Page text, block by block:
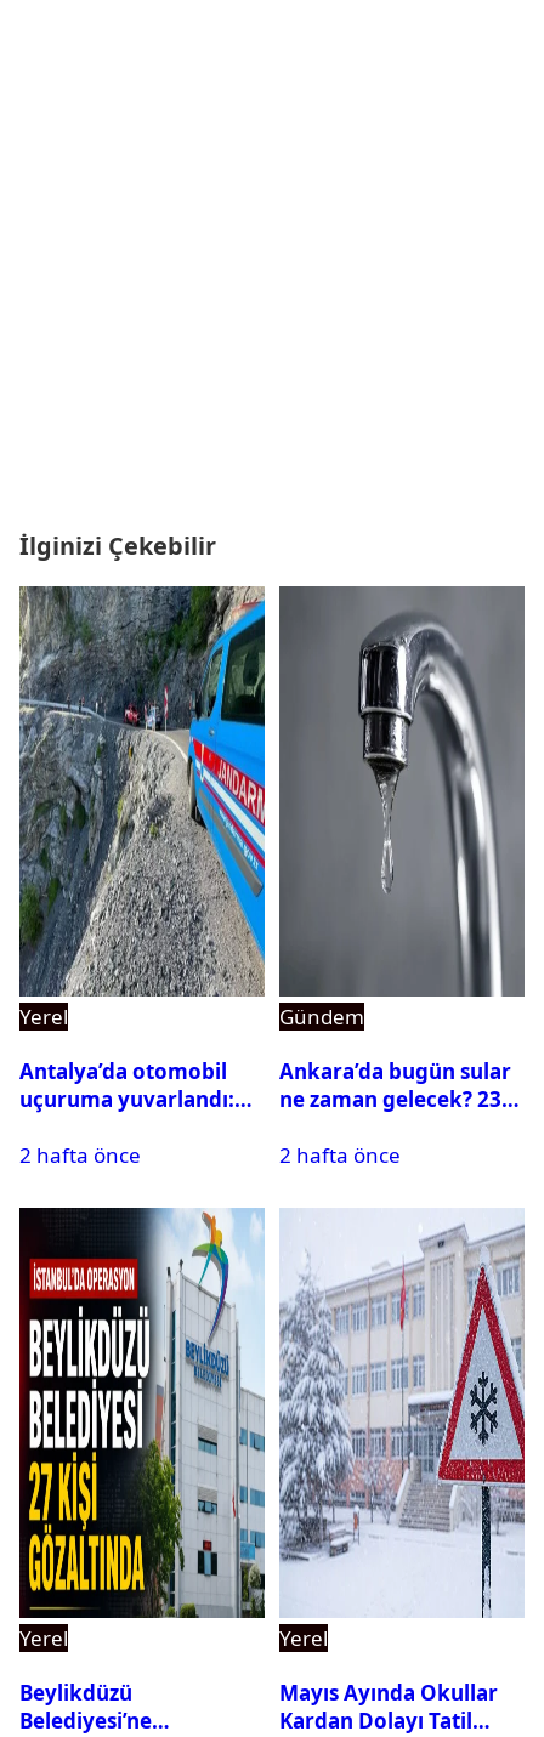
İlginizi Çekebilir
Yerel
Antalya’da otomobil
uçuruma yuvarlandı:
var
2 hafta önce
Gündem
Ankara’da bugün sular
ne zaman gelecek? 23
su kesintisi sorgulama
2 hafta önce
Yerel
Beylikdüzü
Belediyesi’ne
Yerel
Mayıs Ayında Okullar
Kardan Dolayı Tatil